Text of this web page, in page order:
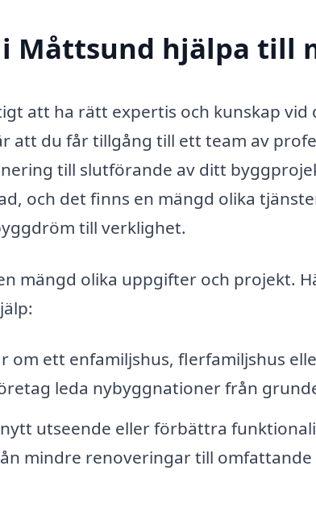
Måttsund hjälpa till
att ha rätt expertis och kunskap vid
att du får tillgång till ett team av
till slutförande av ditt
och det finns en mängd olika
till verklighet.
mängd olika uppgifter och projekt.
om ett enfamiljshus, flerfamiljshus
leda nybyggnationer från
utseende eller förbättra
mindre renoveringar till omfattande